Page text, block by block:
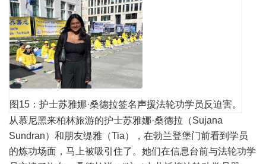
图15：护士苏雅娜·桑德拉签名声援法轮功学员反迫害。
从慕尼黑来柏林旅游的护士苏雅娜·桑德拉（Sujana
Sundran）和朋友缇雅（Tia），在勃兰登堡门前看到学员
的炼功场面，马上被吸引住了。她们在信息台前与法轮功学